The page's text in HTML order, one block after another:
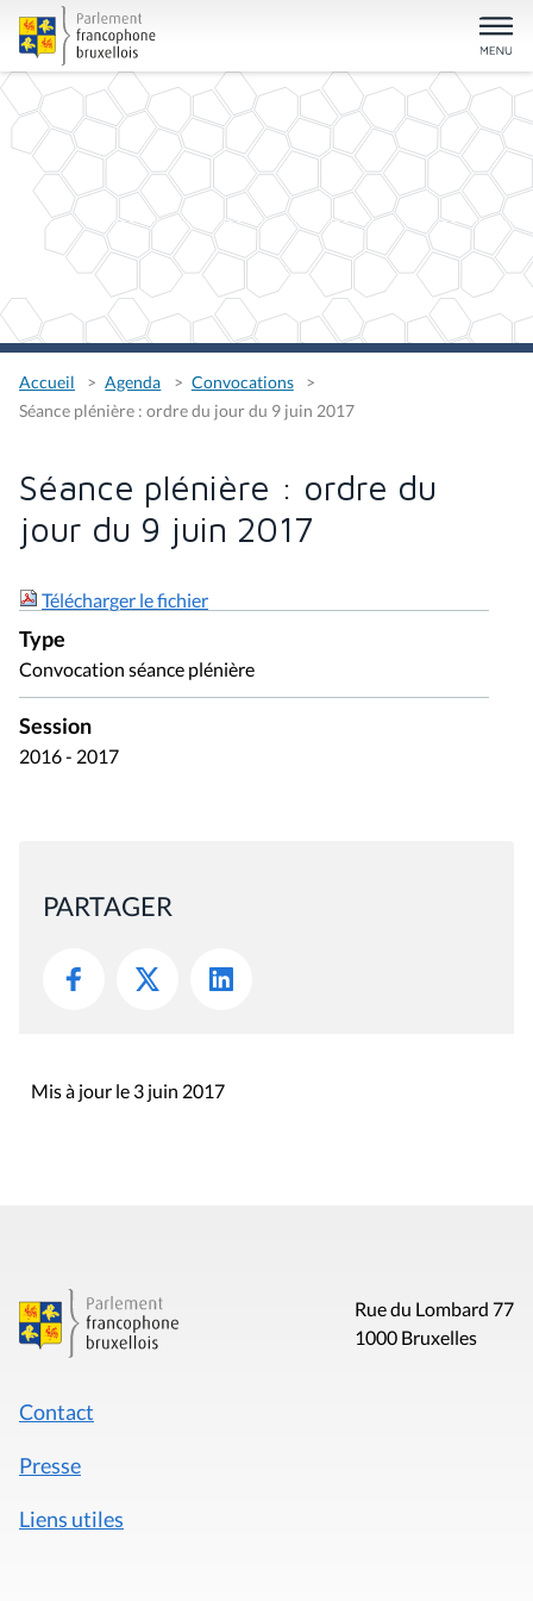
Accueil Agenda
Convocations
Séance plénière : ordre du jour du 9 juin 2017
Séance plénière : ordre du
jour du 9 juin 2017
Télécharger le fichier
Type
Convocation séance plénière
Session
2016 - 2017
PARTAGER
Mis à jour le 3 juin 2017
Rue du Lombard 77
1000 Bruxelles
Contact
Presse
Liens utiles